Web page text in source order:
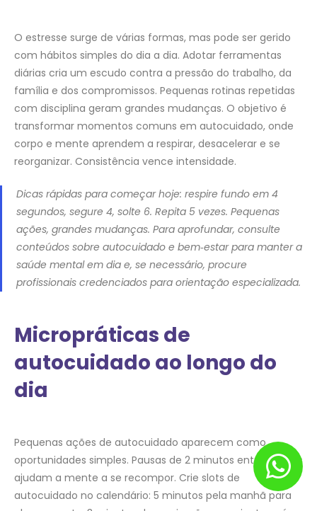
O estresse surge de várias formas, mas pode ser gerido
com hábitos simples do dia a dia. Adotar ferramentas
diárias cria um escudo contra a pressão do trabalho, da
família e dos compromissos. Pequenas rotinas repetidas
com disciplina geram grandes mudanças. O objetivo é
transformar momentos comuns em autocuidado, onde
corpo e mente aprendem a respirar, desacelerar e se
reorganizar. Consistência vence intensidade.
Dicas rápidas para começar hoje: respire fundo em 4
segundos, segure 4, solte 6. Repita 5 vezes. Pequenas
ações, grandes mudanças. Para aprofundar, consulte
conteúdos sobre autocuidado e bem‑estar para manter a
saúde mental em dia e, se necessário, procure
profissionais credenciados para orientação especializada.
Micropráticas de
autocuidado ao longo do
dia
Pequenas ações de autocuidado aparecem como
oportunidades simples. Pausas de 2 minutos entre tarefas
ajudam a mente a se recompor. Crie slots de
autocuidado no calendário: 5 minutos pela manhã para